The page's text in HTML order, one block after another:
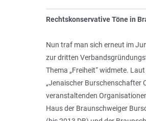
Rechtskonservative Töne in
Nun traf man sich erneut im
zur dritten
Thema „Freiheit“ widmete.
„Jenaischer Burschenschafter
veranstaltenden
Haus der Braunschweiger